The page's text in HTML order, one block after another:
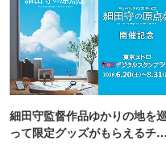
細田守監督作品ゆかりの地を巡
って限定グッズがもらえるチャ